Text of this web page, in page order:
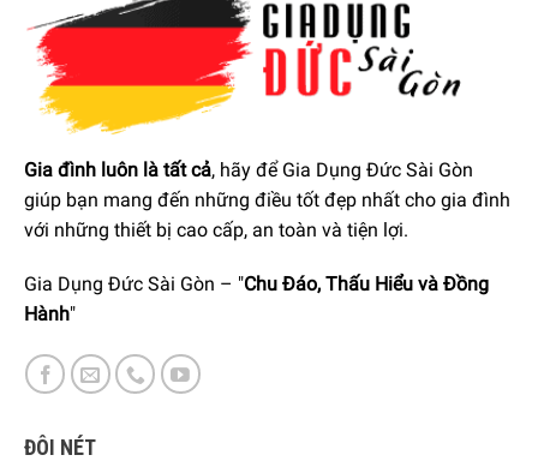
Gia đình luôn là tất cả, hãy để Gia Dụng Đức Sài Gòn
giúp bạn mang đến những điều tốt đẹp nhất cho gia đình
với những thiết bị cao cấp, an toàn và tiện lợi.
Gia Dụng Đức Sài Gòn – "Chu Đáo, Thấu Hiểu và Đồng
Hành"
ĐÔI NÉT